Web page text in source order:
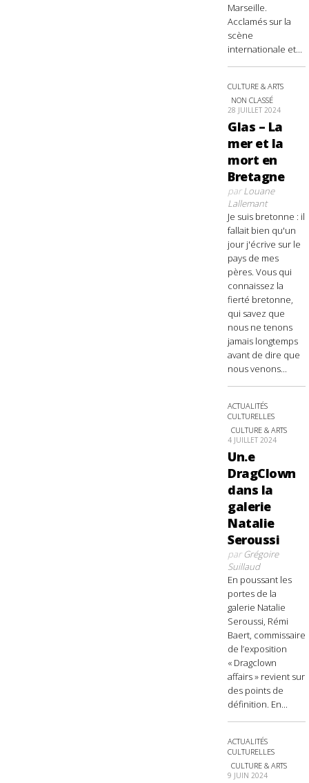
Marseille.
Acclamés sur la
scène
internationale et...
CULTURE & ARTS
NON CLASSÉ
28 JUILLET 2024
Glas – La
mer et la
mort en
Bretagne
parLouane
Lallemant
Je suis bretonne : il
fallait bien qu'un
jour j'écrive sur le
pays de mes
pères. Vous qui
connaissez la
fierté bretonne,
qui savez que
nous ne tenons
jamais longtemps
avant de dire que
nous venons...
ACTUALITÉS
CULTURELLES
CULTURE & ARTS
4 JUILLET 2024
Un.e
DragClown
dans la
galerie
Natalie
Seroussi
parGrégoire
Suillaud
En poussant les
portes de la
galerie Natalie
Seroussi, Rémi
Baert, commissaire
de l’exposition
« Dragclown
affairs » revient sur
des points de
définition. En...
ACTUALITÉS
CULTURELLES
CULTURE & ARTS
9 JUIN 2024